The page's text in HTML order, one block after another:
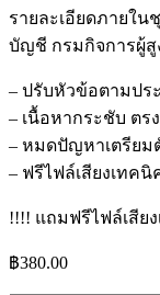
รายละเอียดภายใน
บัญชี กรมกิจการผู้สู
– ปรับหัวข้อตามปร
– เนื้อหากระชับ ตร
– หมดปัญหาเตรียม
– ฟรีไฟล์เสียงเทค
!!!! แถมฟรีไฟล์เสี
฿380.00